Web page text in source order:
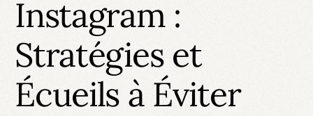
Instagram :
Stratégies et
Écueils à Éviter
HOT